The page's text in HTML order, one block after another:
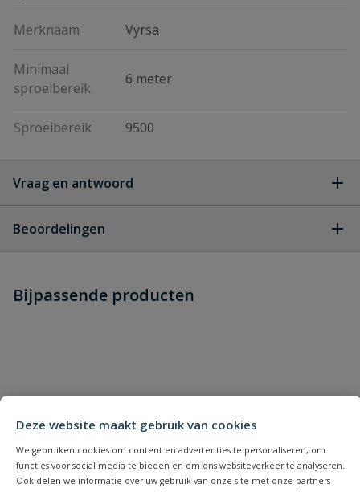
Deze website maakt gebruik van cookies
We gebruiken cookies om content en advertenties te personaliseren, om
functies voor social media te bieden en om ons websiteverkeer te analyseren.
Ook delen we informatie over uw gebruik van onze site met onze partners
Merknaam Vyrsa
Minimaal
sproeibereik
6 meter
Sproeibereik 9500
Vraag en antwoord
dit product?
Beoordelingen
Schrijf zelf een beoordeling
Bijpassende producten